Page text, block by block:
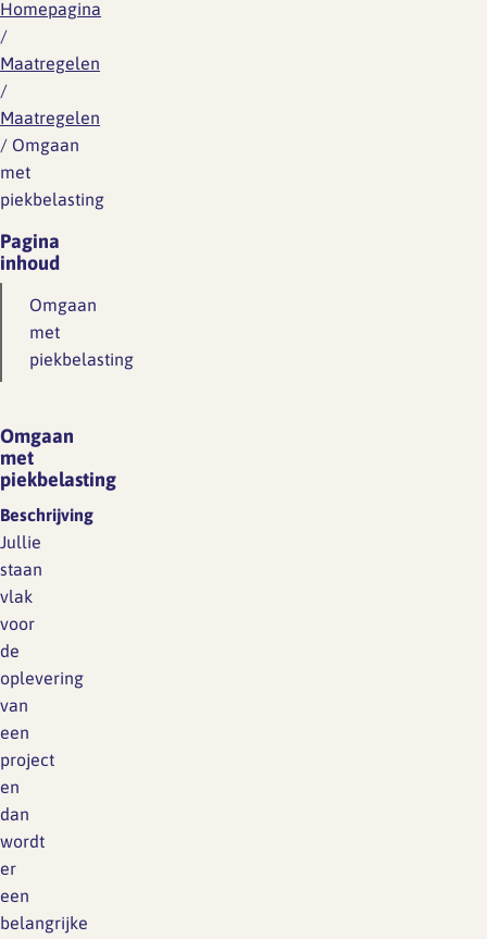
Homepagina
/
Maatregelen
/
Maatregelen
/ Omgaan
met
piekbelasting
Pagina
inhoud
Omgaan
met
piekbelasting
Omgaan
met
piekbelasting
Beschrijving
Jullie
staan
vlak
voor
de
oplevering
van
een
project
en
dan
wordt
er
een
belangrijke